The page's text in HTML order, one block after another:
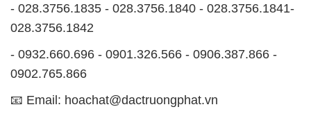
- 028.3756.1835 - 028.3756.1840 - 028.3756.1841-
028.3756.1842
- 0932.660.696 - 0901.326.566 - 0906.387.866 -
0902.765.866
📧 Email: hoachat@dactruongphat.vn